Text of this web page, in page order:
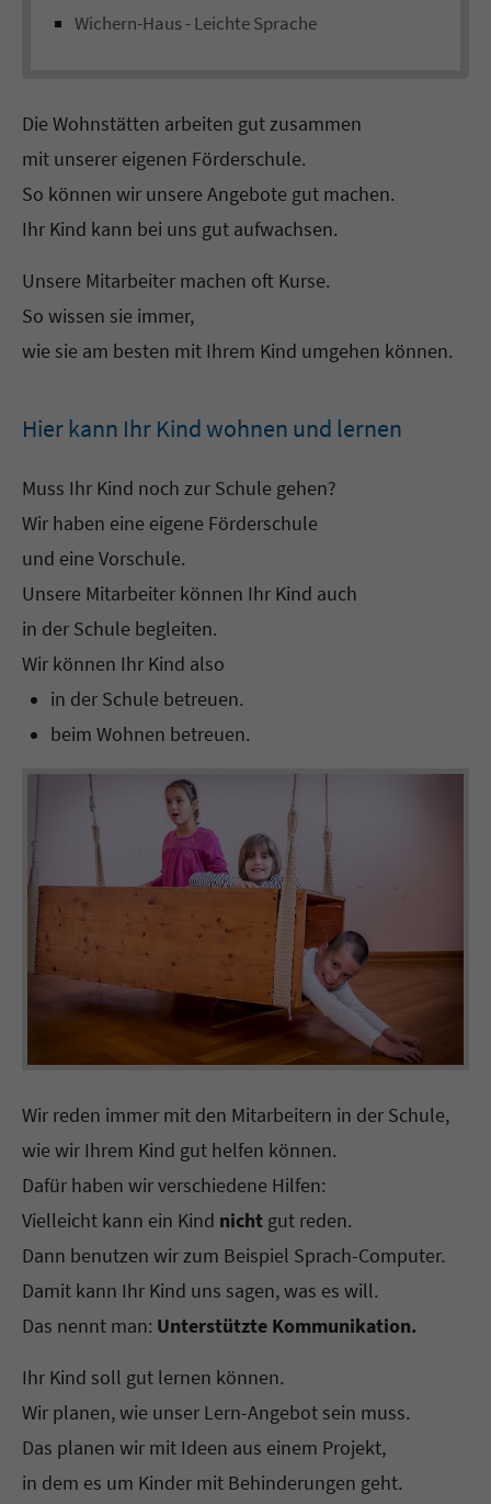
Wichern-Haus - Leichte Sprache
Die Wohnstätten arbeiten gut zusammen
mit unserer eigenen Förderschule.
So können wir unsere Angebote gut machen.
Ihr Kind kann bei uns gut aufwachsen.
Unsere Mitarbeiter machen oft Kurse.
So wissen sie immer,
wie sie am besten mit Ihrem Kind umgehen können.
Hier kann Ihr Kind wohnen und lernen
Muss Ihr Kind noch zur Schule gehen?
Wir haben eine eigene Förderschule
und eine Vorschule.
Unsere Mitarbeiter können Ihr Kind auch
in der Schule begleiten.
Wir können Ihr Kind also
in der Schule betreuen.
beim Wohnen betreuen.
Wir reden immer mit den Mitarbeitern in der Schule,
wie wir Ihrem Kind gut helfen können.
Dafür haben wir verschiedene Hilfen:
Vielleicht kann ein Kind nicht gut reden.
Dann benutzen wir zum Beispiel Sprach-Computer.
Damit kann Ihr Kind uns sagen, was es will.
Das nennt man: Unterstützte Kommunikation.
Ihr Kind soll gut lernen können.
Wir planen, wie unser Lern-Angebot sein muss.
Das planen wir mit Ideen aus einem Projekt,
in dem es um Kinder mit Behinderungen geht.